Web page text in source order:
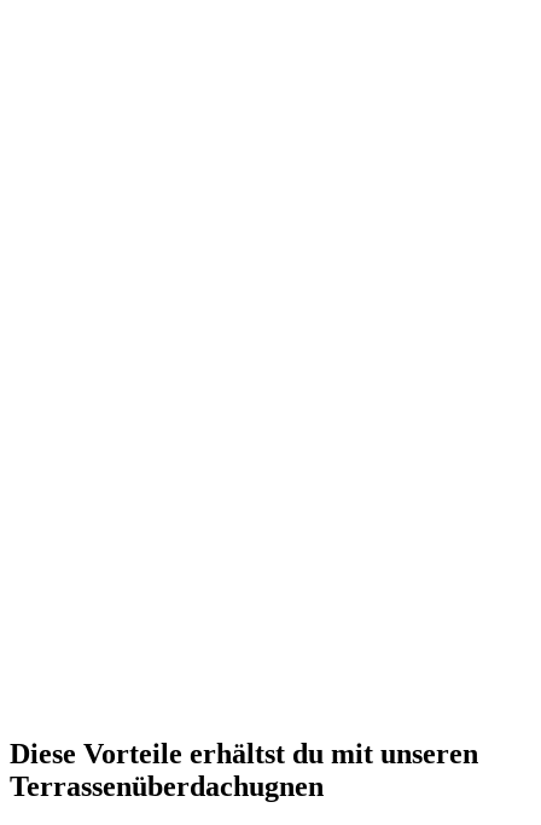
Diese Vorteile erhältst du mit unseren
Terrassenüberdachugnen